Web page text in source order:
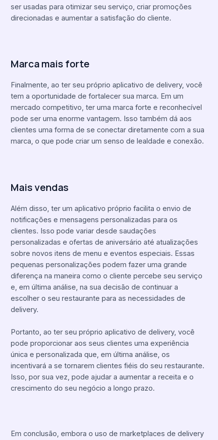
ser usadas para otimizar seu serviço, criar promoções
direcionadas e aumentar a satisfação do cliente.
Marca mais forte
Finalmente, ao ter seu próprio aplicativo de delivery, você
tem a oportunidade de fortalecer sua marca. Em um
mercado competitivo, ter uma marca forte e reconhecível
pode ser uma enorme vantagem. Isso também dá aos
clientes uma forma de se conectar diretamente com a sua
marca, o que pode criar um senso de lealdade e conexão.
Mais vendas
Além disso, ter um aplicativo próprio facilita o envio de
notificações e mensagens personalizadas para os
clientes. Isso pode variar desde saudações
personalizadas e ofertas de aniversário até atualizações
sobre novos itens de menu e eventos especiais. Essas
pequenas personalizações podem fazer uma grande
diferença na maneira como o cliente percebe seu serviço
e, em última análise, na sua decisão de continuar a
escolher o seu restaurante para as necessidades de
delivery.
Portanto, ao ter seu próprio aplicativo de delivery, você
pode proporcionar aos seus clientes uma experiência
única e personalizada que, em última análise, os
incentivará a se tornarem clientes fiéis do seu restaurante.
Isso, por sua vez, pode ajudar a aumentar a receita e o
crescimento do seu negócio a longo prazo.
Em conclusão, embora o uso de marketplaces de delivery